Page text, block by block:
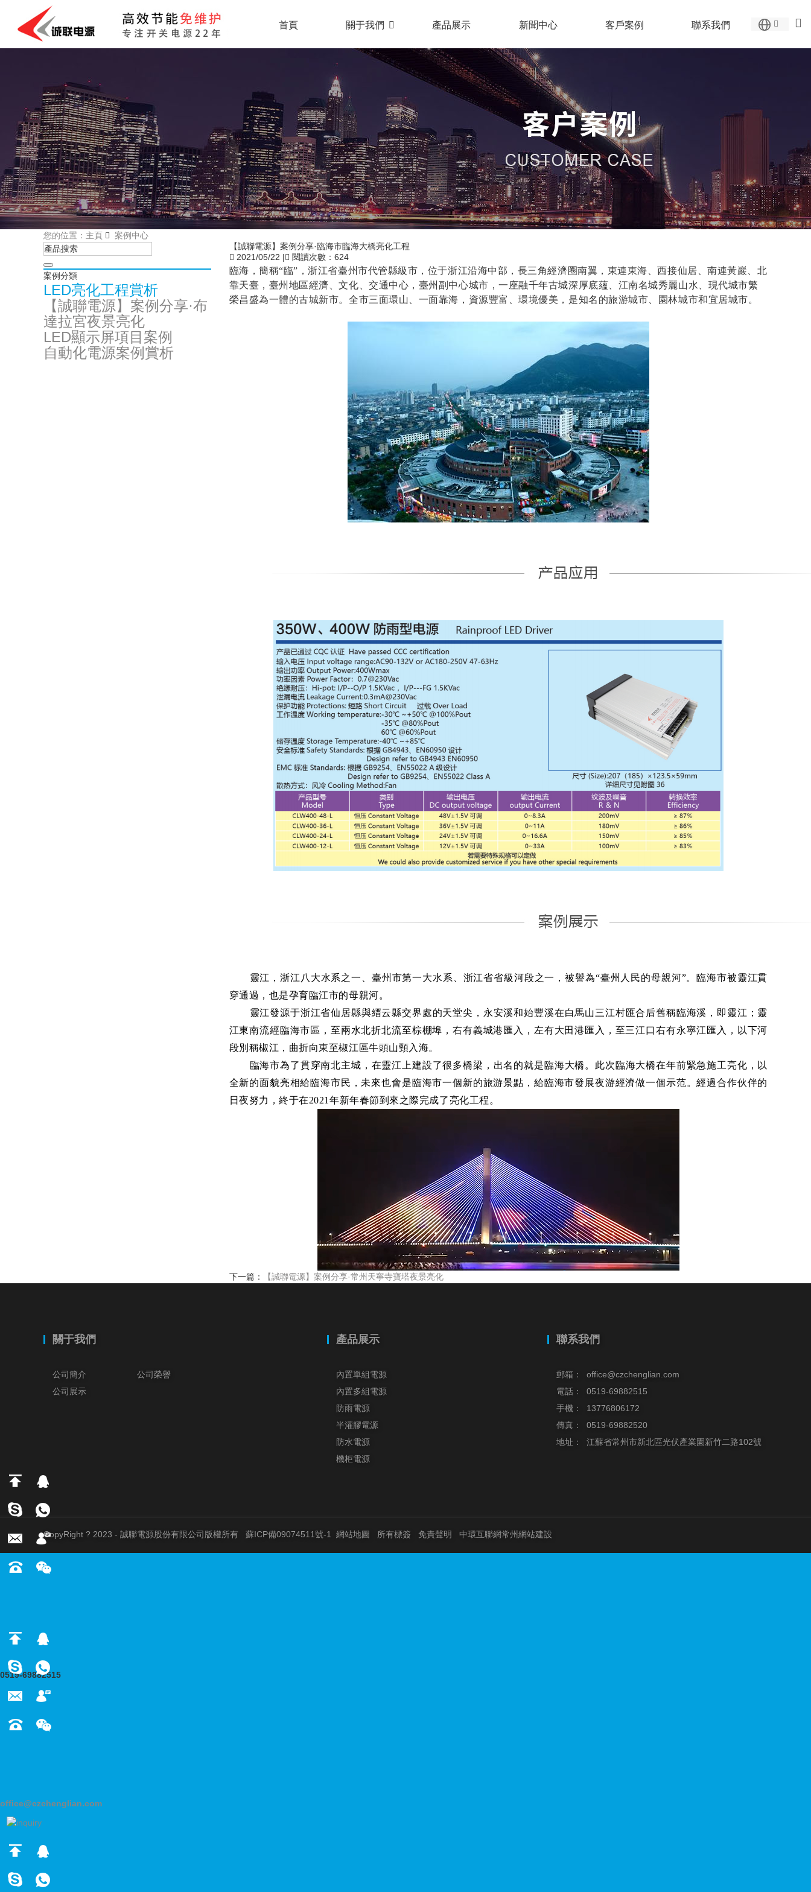
首頁 關于我們 產品展示 新聞中心 客戶案例 聯系我們
您的位置：主頁 案例中心
案例分類
LED亮化工程賞析
【誠聯電源】案例分享·布
達拉宮夜景亮化
LED顯示屏項目案例
自動化電源案例賞析
【誠聯電源】案例分享·臨海市臨海大橋亮化工程
2021/05/22 | 閱讀次數：624
臨海，簡稱“臨”，浙江省臺州市代管縣級市，位于浙江沿海中部，長三角經濟圈南翼，東連東海、西接仙居、南連黃巖、北
靠天臺，臺州地區經濟、文化、交通中心，臺州副中心城市，一座融千年古城深厚底蘊、江南名城秀麗山水、現代城市繁
榮昌盛為一體的古城新市。全市三面環山、一面靠海，資源豐富、環境優美，是知名的旅游城市、園林城市和宜居城市。
靈江，浙江八大水系之一、臺州市第一大水系、浙江省省級河段之一，被譽為“臺州人民的母親河”。臨海市被靈江貫
穿通過，也是孕育臨江市的母親河。
靈江發源于浙江省仙居縣與縉云縣交界處的天堂尖，永安溪和始豐溪在白馬山三江村匯合后舊稱臨海溪，即靈江；靈
江東南流經臨海市區，至兩水北折北流至棕棚埠，右有義城港匯入，左有大田港匯入，至三江口右有永寧江匯入，以下河
段別稱椒江，曲折向東至椒江區牛頭山頸入海。
臨海市為了貫穿南北主城，在靈江上建設了很多橋梁，出名的就是臨海大橋。此次臨海大橋在年前緊急施工亮化，以
全新的面貌亮相給臨海市民，未來也會是臨海市一個新的旅游景點，給臨海市發展夜游經濟做一個示范。經過合作伙伴的
日夜努力，終于在2021年新年春節到來之際完成了亮化工程。
下一篇： 【誠聯電源】案例分享·常州天寧寺寶塔夜景亮化
關于我們
公司簡介
公司榮譽
公司展示
產品展示
內置單組電源
內置多組電源
防雨電源
半灌膠電源
防水電源
機柜電源
聯系我們
郵箱：
office@czchenglian.com
電話：
0519-69882515
手機：
13776806172
傳真：
0519-69882520
地址：
江蘇省常州市新北區光伏產業園新竹二路102號
CopyRight ? 2023 - 誠聯電源股份有限公司版權所有 蘇ICP備09074511號-1 網站地圖 所有標簽 免責聲明 中環互聯網常州網站建設
0519-69882515
office@czchenglian.com